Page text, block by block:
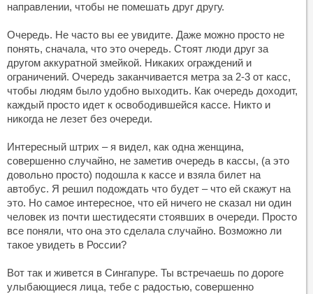
направлении, чтобы не помешать друг другу.
Очередь. Не часто вы ее увидите. Даже можно просто не
понять, сначала, что это очередь. Стоят люди друг за
другом аккуратной змейкой. Никаких ограждений и
ограничений. Очередь заканчивается метра за 2-3 от касс,
чтобы людям было удобно выходить. Как очередь доходит,
каждый просто идет к освободившейся кассе. Никто и
никогда не лезет без очереди.
Интересный штрих – я видел, как одна женщина,
совершенно случайно, не заметив очередь в кассы, (а это
довольно просто) подошла к кассе и взяла билет на
автобус. Я решил подождать что будет – что ей скажут на
это. Но самое интересное, что ей ничего не сказал ни один
человек из почти шестидесяти стоявших в очереди. Просто
все поняли, что она это сделала случайно. Возможно ли
такое увидеть в России?
Вот так и живется в Сингапуре. Ты встречаешь по дороге
улыбающиеся лица, тебе с радостью, совершенно